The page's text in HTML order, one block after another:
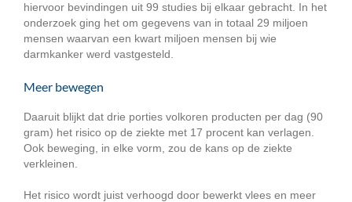
hiervoor bevindingen uit 99 studies bij elkaar gebracht. In het
onderzoek ging het om gegevens van in totaal 29 miljoen
mensen waarvan een kwart miljoen mensen bij wie
darmkanker werd vastgesteld.
Meer bewegen
Daaruit blijkt dat drie porties volkoren producten per dag (90
gram) het risico op de ziekte met 17 procent kan verlagen.
Ook beweging, in elke vorm, zou de kans op de ziekte
verkleinen.
Het risico wordt juist verhoogd door bewerkt vlees en meer